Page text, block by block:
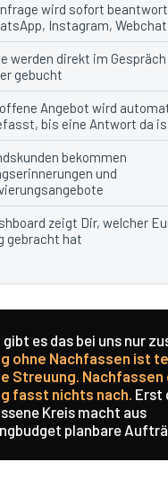
wird sofort
Instagram,
werden direkt im
gebucht
Angebot wird
bis eine Antwort da
bekommen
und
zeigt Dir, welcher
gebracht hat
gibt es das bei uns nur
ohne Nachfassen ist
Streuung. Nachfassen
fasst nichts nach. Erst
Kreis macht aus
planbare